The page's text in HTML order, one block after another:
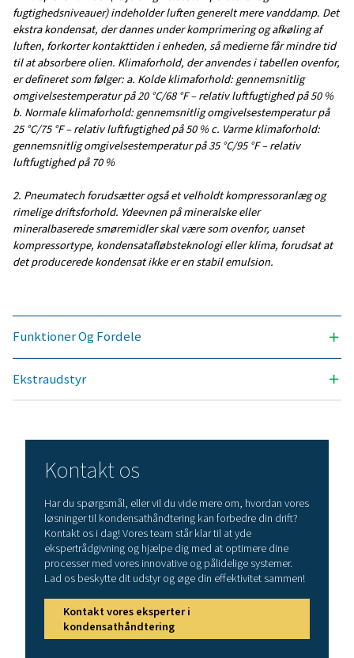
MAKS. KAPACITET – MILDT KLIMA (M3/H)
190 – 1400
4 x 1/2"
LEVETIDSFILTER (TIMER)
4000
Model Maks.
kapacitet –
mildt klima
(m3/h)1
Indløbstilslutning
(mm)
ECOBOX 190